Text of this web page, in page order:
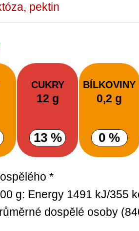
pektin
CUKRY
12 g
13 %
BÍLKOVINY
0,2 g
0 %
*
g: Energy 1491 kJ/355
dospělé osoby